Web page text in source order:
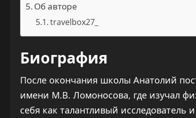
Об авторе
travelbox27_
Биография
После окончания школы Анатолий
имени М.В. Ломоносова, где изучал
себя как талантливый